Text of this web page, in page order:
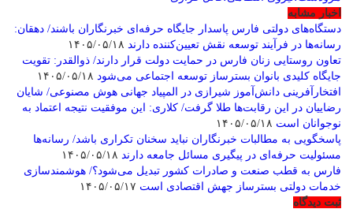
اخبار مشابه
دستگاه‌های دولتی فارس پاسدار جایگاه حرفه‌ای خبرنگاران باشند/ دهقان:
رسانه‌ها در فرآیند توسعه نقش تعیین‌کننده دارند
تعاون روستایی زنان فارس در حمایت دولت قرار دارند/ ذوالقدر: تقویت
جایگاه کلیدی بانوان بسترساز توسعه اجتماعی می‌شود
افتخارآفرینی دانش‌آموز شیرازی در المپیاد جهانی هوش مصنوعی/ شایان
رضاییان در این رقابت‌ها طلا گرفت/ کلاری: این موفقیت نتیجه اعتماد به
نوجوانان است
پاسخگویی به مطالبات خبرنگاران نباید سخنان تکراری باشد/ رسانه‌ها
مسئولیت حرفه‌ای در پیگیری مسائل جامعه دارند
فارس به قطب صنعت و صادرات کشور تبدیل می‌شود؟/ هوشمندسازی
خدمات دولتی بسترساز جهش اقتصادی است
ثبت دیدگاه